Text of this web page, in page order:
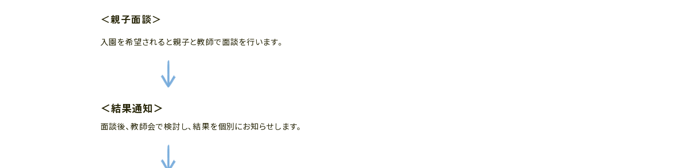
＜親子面談＞
入園を希望されると親子と教師で面談を行います。
＜結果通知＞
面談後、教師会で検討し、結果を個別にお知らせします。